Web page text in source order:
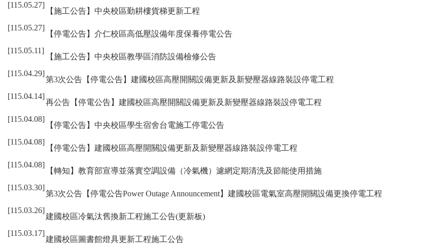
[115.05.27]
【施工公告】中央校區勤耕樓貨梯更新工程
[115.05.27]
【停電公告】介仁校區高低壓設備年度保養停電公告
[115.05.11]
【施工公告】中央校區教學區消防設備檢修公告
[115.04.29]
第3次公告【停電公告】建國校區高壓開關設備更新及新變壓器線路裝設停電工程
[115.04.14]
再公告【停電公告】建國校區高壓開關設備更新及新變壓器線路裝設停電工程
[115.04.08]
【停電公告】中央校區學生宿舍台電施工停電公告
[115.04.08]
【停電公告】建國校區高壓開關設備更新及新變壓器線路裝設停電工程
[115.04.08]
【轉知】教育部宣導並落實空調設備（冷氣機）濾網定期清洗及節能使用措施
[115.03.30]
第3次公告【停電公告Power Outage Announcement】建國校區電氣室高壓開關設備更換停電工程
[115.03.26]
建國校區冷氣汰舊換新工程施工公告(更新板)
[115.03.17]
建國校區圖書館燈具更新工程施工公告